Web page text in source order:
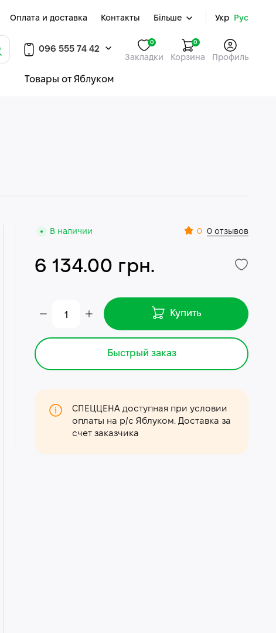
Оплата и доставка Контакты Більше Укр Рус
096 555 74 42
Закладки
0 0
Корзина Профиль
Товары от Яблуком
В наличии 0 0 отзывов
6 134.00 грн.
Купить
Быстрый заказ
СПЕЦЦЕНА доступная при условии
оплаты на р/с Яблуком. Доставка за
счет заказчика